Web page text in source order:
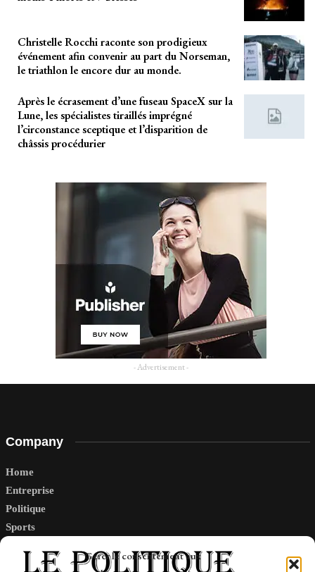
Gérer le consentement aux
Christelle Rocchi raconte son prodigieux
événement afin convenir au part du Norseman,
le triathlon le encore dur au monde.
Après le écrasement d’une fuseau SpaceX sur la
Lune, les spécialistes tiraillés imprégné
l’circonstance sceptique et l’disparition de
châssis procédurier
- Advertisement -
Company
Home
Entreprise
Politique
Sports